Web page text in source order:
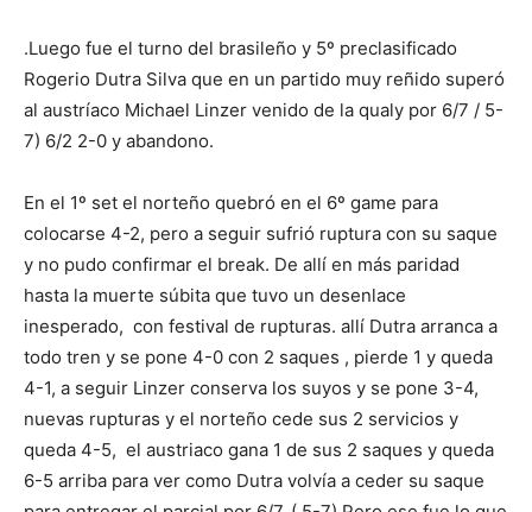
.Luego fue el turno del brasileño y 5º preclasificado
Rogerio Dutra Silva que en un partido muy reñido superó
al austríaco Michael Linzer venido de la qualy por 6/7 / 5-
7) 6/2 2-0 y abandono.
En el 1º set el norteño quebró en el 6º game para
colocarse 4-2, pero a seguir sufrió ruptura con su saque
y no pudo confirmar el break. De allí en más paridad
hasta la muerte súbita que tuvo un desenlace
inesperado, con festival de rupturas. allí Dutra arranca a
todo tren y se pone 4-0 con 2 saques , pierde 1 y queda
4-1, a seguir Linzer conserva los suyos y se pone 3-4,
nuevas rupturas y el norteño cede sus 2 servicios y
queda 4-5, el austriaco gana 1 de sus 2 saques y queda
6-5 arriba para ver como Dutra volvía a ceder su saque